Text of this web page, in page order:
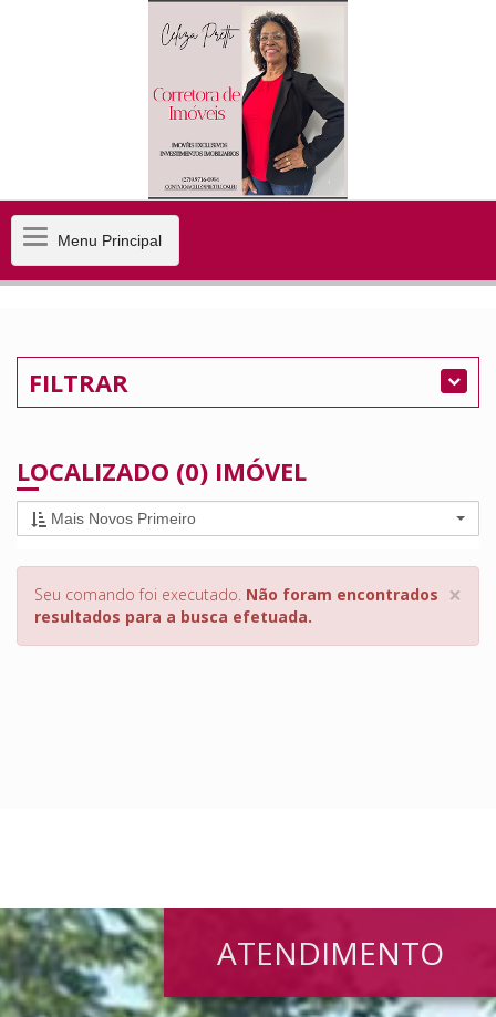
MenuMenu Principal
FILTRAR
LOCALIZADO (0) IMÓVEL
Mais Novos Primeiro
×
Seu comando foi executado. Não foram encontrados
resultados para a busca efetuada.
ATENDIMENTO